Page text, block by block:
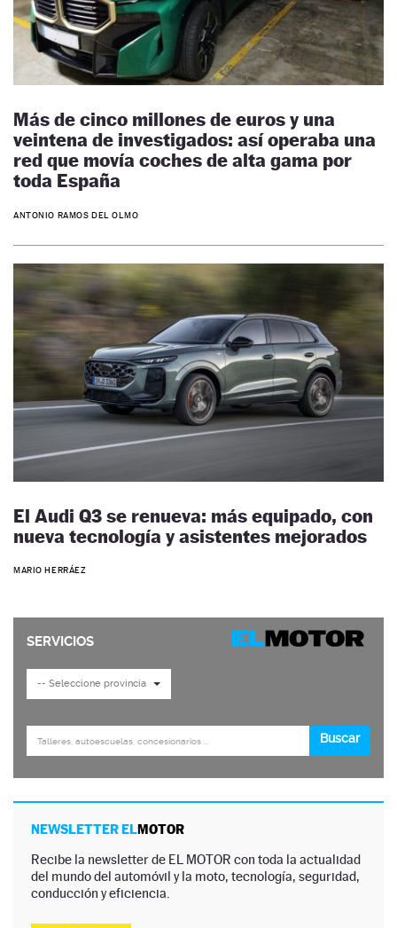
Más de cinco millones de euros y una
veintena de investigados: así operaba una
red que movía coches de alta gama por
toda España
ANTONIO RAMOS DEL OLMO
El Audi Q3 se renueva: más equipado, con
nueva tecnología y asistentes mejorados
MARIO HERRÁEZ
NEWSLETTER ELMOTOR
Recibe la newsletter de EL MOTOR con toda la actualidad
del mundo del automóvil y la moto, tecnología, seguridad,
conducción y eficiencia.